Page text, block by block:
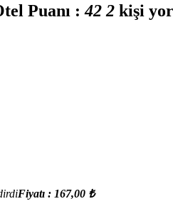
Puanı :42 2 kişi
Fiyatı : 167,00 ₺